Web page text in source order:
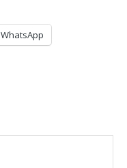
WhatsApp